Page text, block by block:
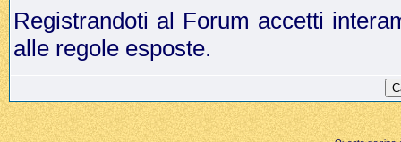
Registrandoti al Forum accetti
alle regole esposte.